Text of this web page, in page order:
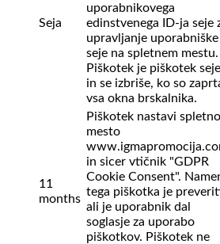
Seja
uporabnikovega
edinstvenega ID-ja seje
upravljanje uporabniške
seje na spletnem mestu.
Piškotek je piškotek seje
in se izbriše, ko so
vsa okna brskalnika.
11
months
Piškotek nastavi spletno
mesto
in sicer vtičnik "GDPR
Cookie Consent".
tega piškotka je
ali je uporabnik dal
soglasje za uporabo
piškotkov. Piškotek ne